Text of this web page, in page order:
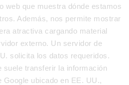
web que muestra dónde estamos
Además, nos permite mostrar
atractiva cargando material
externo. Un servidor de
solicita los datos requeridos.
suele transferir la información
Google ubicado en EE. UU.,